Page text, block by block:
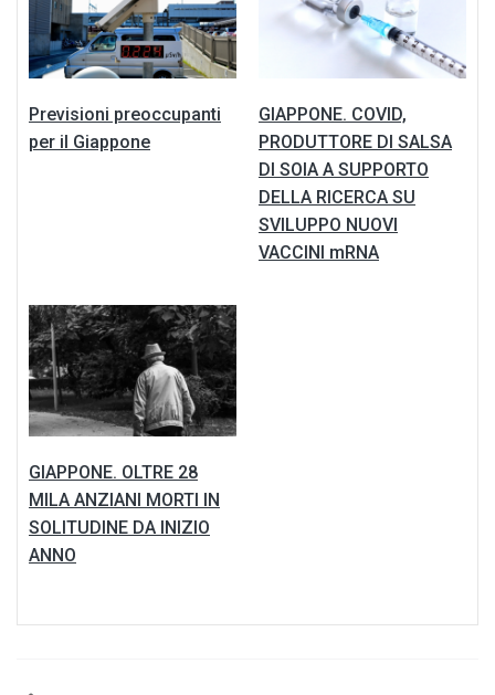
Previsioni preoccupanti
per il Giappone
GIAPPONE. COVID,
PRODUTTORE DI SALSA
DI SOIA A SUPPORTO
DELLA RICERCA SU
SVILUPPO NUOVI
VACCINI mRNA
GIAPPONE. OLTRE 28
MILA ANZIANI MORTI IN
SOLITUDINE DA INIZIO
ANNO